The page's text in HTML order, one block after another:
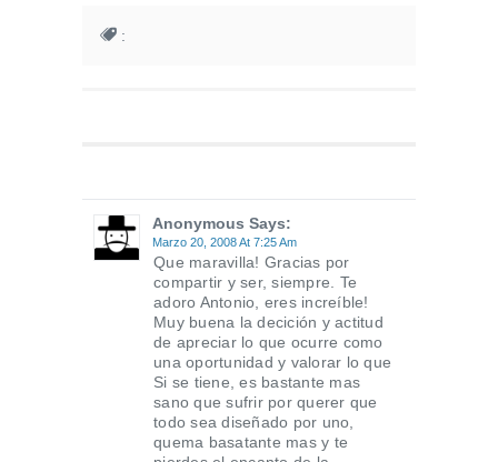
:
Anonymous Says:
Marzo 20, 2008 At 7:25 Am
Que maravilla! Gracias por
compartir y ser, siempre. Te
adoro Antonio, eres increíble!
Muy buena la decición y actitud
de apreciar lo que ocurre como
una oportunidad y valorar lo que
Si se tiene, es bastante mas
sano que sufrir por querer que
todo sea diseñado por uno,
quema basatante mas y te